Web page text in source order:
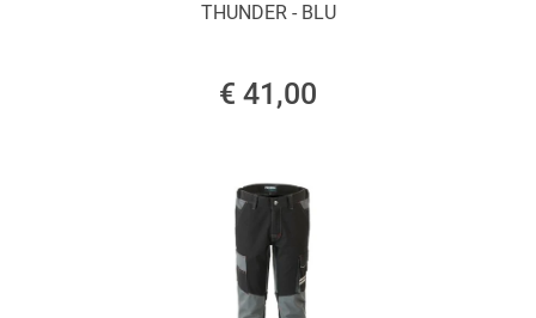
THUNDER - BLU
€ 41,00